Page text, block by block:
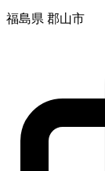
福島県 郡山市